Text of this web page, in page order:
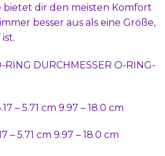
dir den meisten Komfort
besser aus als eine Größe,
RING DURCHMESSER O-RING-
– 5.71 cm 9.97 – 18.0 cm
– 5.71 cm 9.97 – 18.0 cm